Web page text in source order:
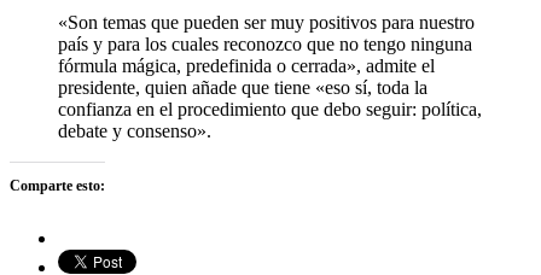
«Son temas que pueden ser muy positivos para nuestro
país y para los cuales reconozco que no tengo ninguna
fórmula mágica, predefinida o cerrada», admite el
presidente, quien añade que tiene «eso sí, toda la
confianza en el procedimiento que debo seguir: política,
debate y consenso».
Comparte esto: